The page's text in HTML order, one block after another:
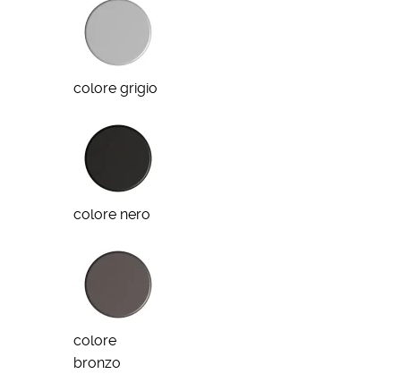
colore grigio
colore nero
colore
bronzo